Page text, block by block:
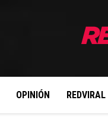
OPINIÓN REDVIRAL